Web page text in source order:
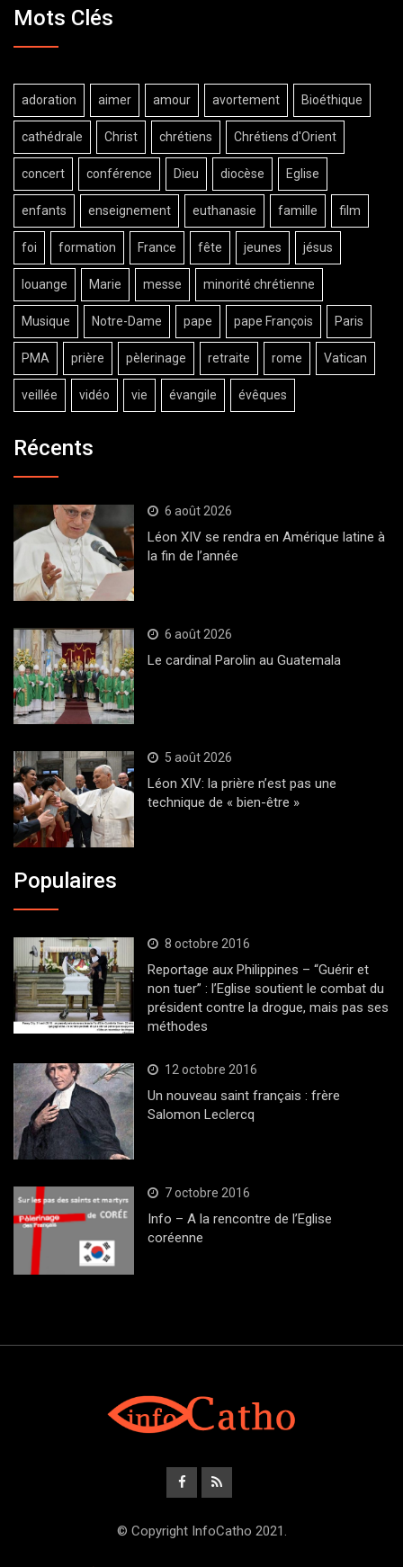
Mots Clés
adoration aimer amour avortement Bioéthique
cathédrale Christ chrétiens Chrétiens d'Orient
concert conférence Dieu diocèse Eglise
enfants enseignement euthanasie famille film
foi formation France fête jeunes jésus
louange Marie messe minorité chrétienne
Musique Notre-Dame pape pape François Paris
PMA prière pèlerinage retraite rome Vatican
veillée vidéo vie évangile évêques
Récents
6 août 2026
Léon XIV se rendra en Amérique latine à
la fin de l’année
6 août 2026
Le cardinal Parolin au Guatemala
5 août 2026
Léon XIV: la prière n’est pas une
technique de « bien-être »
Populaires
8 octobre 2016
Reportage aux Philippines – “Guérir et
non tuer” : l’Eglise soutient le combat du
président contre la drogue, mais pas ses
méthodes
12 octobre 2016
Un nouveau saint français : frère
Salomon Leclercq
7 octobre 2016
Info – A la rencontre de l’Eglise
coréenne
© Copyright InfoCatho 2021.